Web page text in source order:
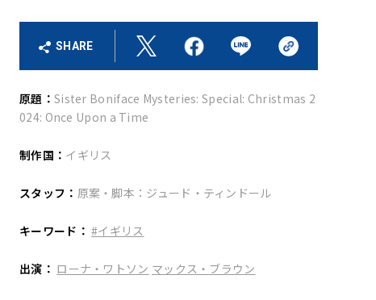
SHARE
原題： Sister Boniface Mysteries: Special: Christmas 2
024: Once Upon a Time
制作国： イギリス
スタッフ： 原案・脚本：ジュード・ティンドール
キーワード： #イギリス
出演： ローナ・ワトソン マックス・ブラウン